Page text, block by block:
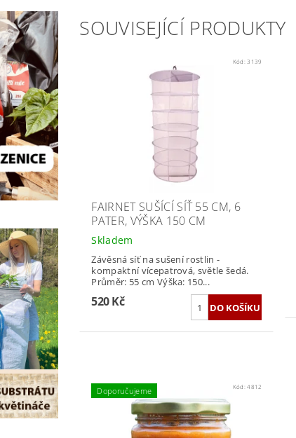
SOUVISEJÍCÍ PRODUKTY
Kód:3139
FAIRNET SUŠÍCÍ SÍŤ 55 CM, 6
PATER, VÝŠKA 150 CM
Skladem
Závěsná síť na sušení rostlin -
kompaktní vícepatrová, světle šedá.
Průměr: 55 cm Výška: 150...
520 Kč
Doporučujeme Kód:4812